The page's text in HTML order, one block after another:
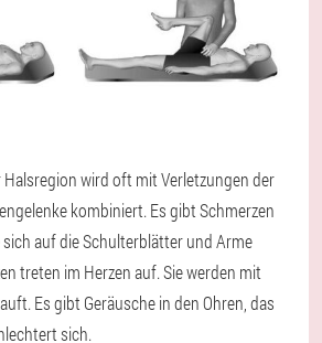
wird oft mit Verletzungen der
kombiniert. Es gibt Schmerzen
auf die Schulterblätter und Arme
treten im Herzen auf. Sie werden mit
Es gibt Geräusche in den Ohren, das
sich.